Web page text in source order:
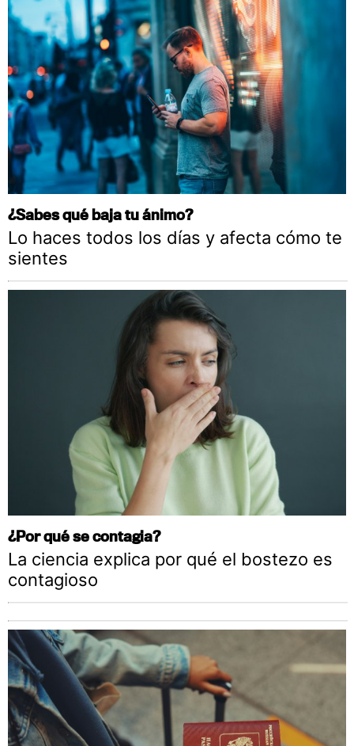
¿Sabes qué baja tu ánimo?
Lo haces todos los días y afecta cómo te
sientes
¿Por qué se contagia?
La ciencia explica por qué el bostezo es
contagioso